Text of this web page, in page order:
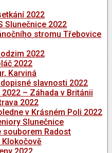
2022
Slunečnice 2022
stromu Třebovice
2022
2022
Karviná
slavnosti 2022
– Záhada v Británii
2022
v Krásném Poli 2022
Slunečnice
souborem Radost